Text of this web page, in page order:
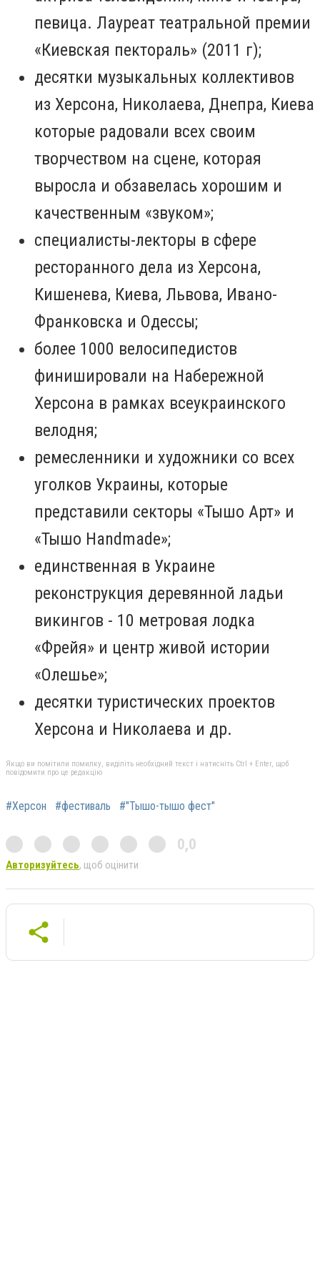
певица. Лауреат театральной премии
«Киевская пектораль» (2011 г);
десятки музыкальных коллективов
из Херсона, Николаева, Днепра, Киева
которые радовали всех своим
творчеством на сцене, которая
выросла и обзавелась хорошим и
качественным «звуком»;
специалисты-лекторы в сфере
ресторанного дела из Херсона,
Кишенева, Киева, Львова, Ивано-
Франковска и Одессы;
более 1000 велосипедистов
финишировали на Набережной
Херсона в рамках всеукраинского
велодня;
ремесленники и художники со всех
уголков Украины, которые
представили секторы «Тышо Арт» и
«Тышо Handmade»;
единственная в Украине
реконструкция деревянной ладьи
викингов - 10 метровая лодка
«Фрейя» и центр живой истории
«Олешье»;
десятки туристических проектов
Херсона и Николаева и др.
Якщо ви помітили помилку, виділіть необхідний текст і натисніть Ctrl + Enter, щоб
повідомити про це редакцію
#Херсон #фестиваль #"Тышо-тышо фест"
0,0
Авторизуйтесь, щоб оцінити